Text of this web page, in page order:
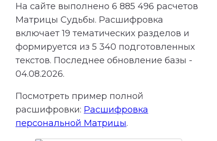
На сайте выполнено 6 885 496 расчетов
Матрицы Судьбы. Расшифровка
включает19 тематических разделов и
формируется из 5 340 подготовленных
текстов. Последнее обновление базы -
04.08.2026.
Посмотреть пример полной
расшифровки: Расшифровка
персональной Матрицы.